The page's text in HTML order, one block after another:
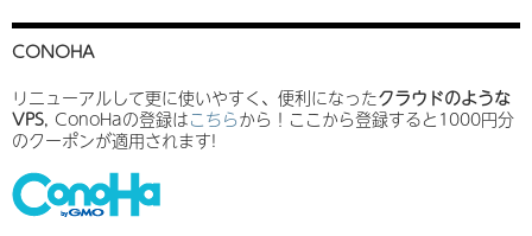
CONOHA
リニューアルして更に使いやすく、便利になったクラウドのような
VPS, ConoHaの登録はこちらから！ここから登録すると1000円分
のクーポンが適用されます!